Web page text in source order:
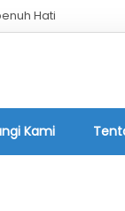
Hati
Kami